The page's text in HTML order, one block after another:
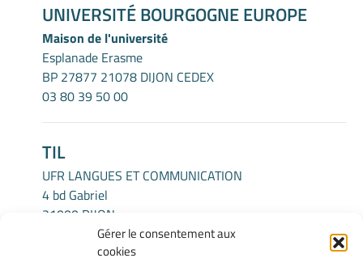
Gérer le consentement aux
cookies
UNIVERSITÉ BOURGOGNE EUROPE
Maison de l'université
Esplanade Erasme
BP 27877 21078 DIJON CEDEX
03 80 39 50 00
TIL
UFR LANGUES ET COMMUNICATION
4 bd Gabriel
21000 DIJON